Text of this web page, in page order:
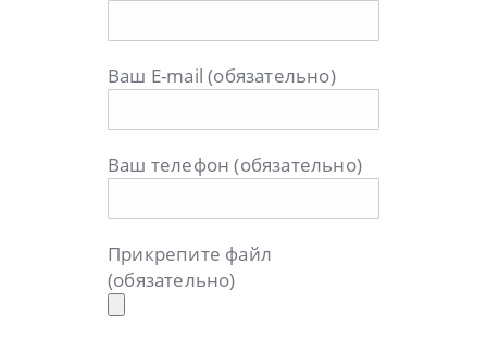
Ваш E-mail (обязательно)
Ваш телефон (обязательно)
Прикрепите файл
(обязательно)